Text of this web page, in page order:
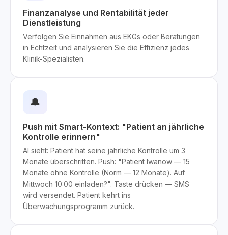
Finanzanalyse und Rentabilität jeder
Dienstleistung
Verfolgen Sie Einnahmen aus EKGs oder Beratungen
in Echtzeit und analysieren Sie die Effizienz jedes
Klinik-Spezialisten.
🔔
Push mit Smart-Kontext: "Patient an jährliche
Kontrolle erinnern"
AI sieht: Patient hat seine jährliche Kontrolle um 3
Monate überschritten. Push: "Patient Iwanow — 15
Monate ohne Kontrolle (Norm — 12 Monate). Auf
Mittwoch 10:00 einladen?". Taste drücken — SMS
wird versendet. Patient kehrt ins
Überwachungsprogramm zurück.